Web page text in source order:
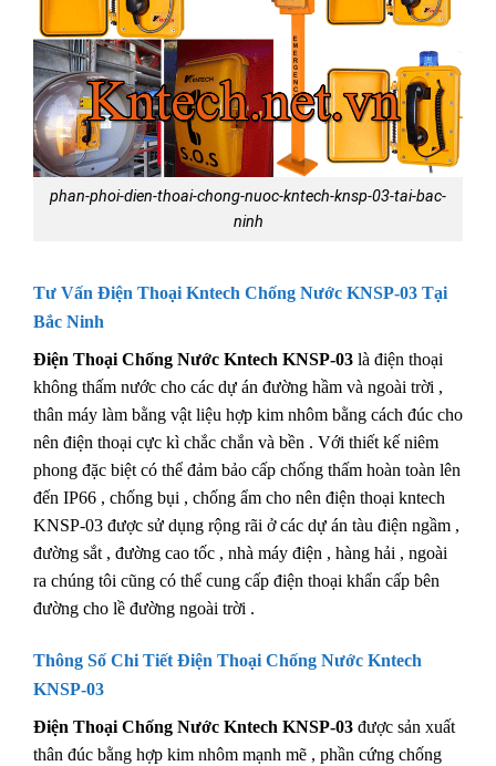
phan-phoi-dien-thoai-chong-nuoc-kntech-knsp-03-tai-bac-
ninh
Tư Vấn Điện Thoại Kntech Chống Nước KNSP-03 Tại
Bắc Ninh
Điện Thoại Chống Nước Kntech KNSP-03 là điện thoại
không thấm nước cho các dự án đường hầm và ngoài trời ,
thân máy làm bằng vật liệu hợp kim nhôm bằng cách đúc cho
nên điện thoại cực kì chắc chắn và bền . Với thiết kế niêm
phong đặc biệt có thể đảm bảo cấp chống thấm hoàn toàn lên
đến IP66 , chống bụi , chống ẩm cho nên điện thoại kntech
KNSP-03 được sử dụng rộng rãi ở các dự án tàu điện ngầm ,
đường sắt , đường cao tốc , nhà máy điện , hàng hải , ngoài
ra chúng tôi cũng có thể cung cấp điện thoại khẩn cấp bên
đường cho lề đường ngoài trời .
Thông Số Chi Tiết Điện Thoại Chống Nước Kntech
KNSP-03
Điện Thoại Chống Nước Kntech KNSP-03 được sản xuất
thân đúc bằng hợp kim nhôm mạnh mẽ , phần cứng chống